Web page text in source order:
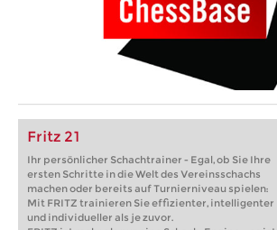
Fritz 21
Ihr persönlicher Schachtrainer - Egal, ob Sie Ihre
ersten Schritte in die Welt des Vereinsschachs
machen oder bereits auf Turnierniveau spielen:
Mit FRITZ trainieren Sie effizienter, intelligenter
und individueller als je zuvor.